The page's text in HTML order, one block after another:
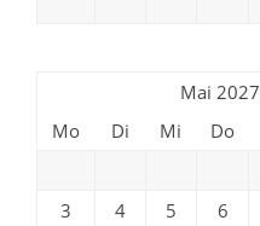
Mai 2027
Mo
Di Mi Do
3
4 5 6